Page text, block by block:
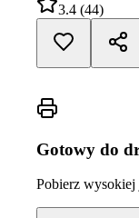
3.4 (44)
Gotowy do
Pobierz